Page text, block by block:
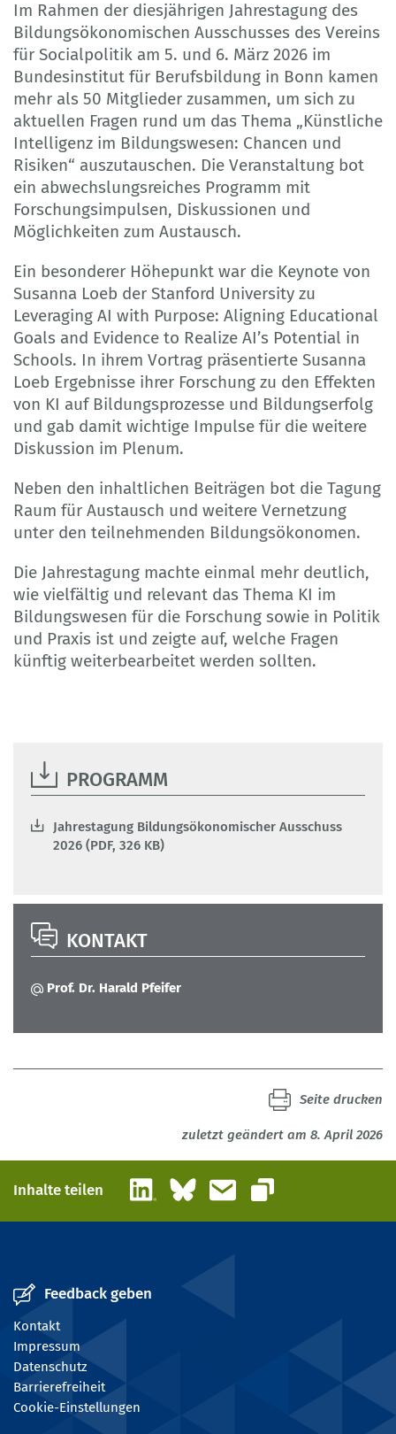
Im Rahmen der diesjährigen Jahrestagung des
Bildungsökonomischen Ausschusses des Vereins
für Socialpolitik am 5. und 6. März 2026 im
Bundesinstitut für Berufsbildung in Bonn kamen
mehr als 50 Mitglieder zusammen, um sich zu
aktuellen Fragen rund um das Thema „Künstliche
Intelligenz im Bildungswesen: Chancen und
Risiken“ auszutauschen. Die Veranstaltung bot
ein abwechslungsreiches Programm mit
Forschungsimpulsen, Diskussionen und
Möglichkeiten zum Austausch.
Ein besonderer Höhepunkt war die Keynote von
Susanna Loeb der Stanford University zu
Leveraging AI with Purpose: Aligning Educational
Goals and Evidence to Realize AI’s Potential in
Schools. In ihrem Vortrag präsentierte Susanna
Loeb Ergebnisse ihrer Forschung zu den Effekten
von KI auf Bildungsprozesse und Bildungserfolg
und gab damit wichtige Impulse für die weitere
Diskussion im Plenum.
Neben den inhaltlichen Beiträgen bot die Tagung
Raum für Austausch und weitere Vernetzung
unter den teilnehmenden Bildungsökonomen.
Die Jahrestagung machte einmal mehr deutlich,
wie vielfältig und relevant das Thema KI im
Bildungswesen für die Forschung sowie in Politik
und Praxis ist und zeigte auf, welche Fragen
künftig weiterbearbeitet werden sollten.
PROGRAMM
Jahrestagung Bildungsökonomischer Ausschuss
2026 (PDF, 326 KB)
KONTAKT
Prof. Dr. Harald Pfeifer
zuletzt geändert am 8. April 2026
Seite drucken
Inhalte teilen LinkedInBlueskyE-Mail
Link kopieren
Feedback geben
Kontakt
Impressum
Datenschutz
Barrierefreiheit
Cookie-Einstellungen